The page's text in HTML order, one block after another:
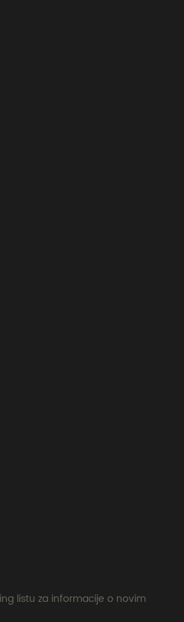
listu za informacije o novim